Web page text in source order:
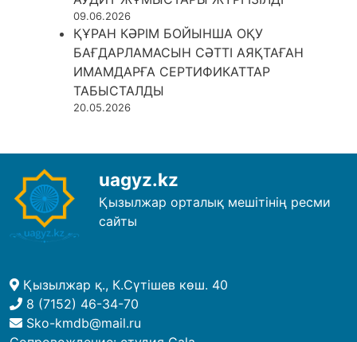
09.06.2026
ҚҰРАН КӘРІМ БОЙЫНША ОҚУ
БАҒДАРЛАМАСЫН СӘТТІ АЯҚТАҒАН
ИМАМДАРҒА СЕРТИФИКАТТАР
ТАБЫСТАЛДЫ
20.05.2026
uagyz.kz
Қызылжар орталық мешітінің ресми
сайты
Қызылжар қ., К.Сүтішев көш. 40
8 (7152) 46-34-70
Sko-kmdb@mail.ru